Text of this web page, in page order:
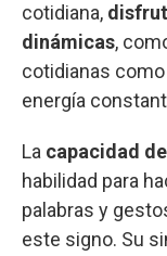
cotidiana,
dinámicas,
cotidianas
energía
La capacidad
habilidad para
palabras y
este signo. Su